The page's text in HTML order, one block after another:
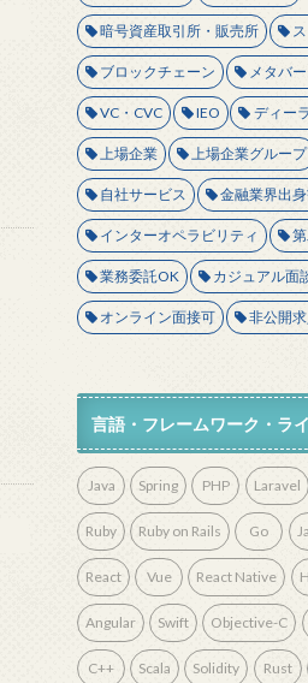
暗号資産取引所・販売所
ブロックチェーン メタバ
VC・CVC IEO ディー
上場企業 上場企業グループ
自社サービス 金融業界出
インターオペラビリティ
業務委託OK カジュアル面
オンライン面接可 非公開求
言語・フレームワーク・ラ
Java Spring PHP Laravel
Ruby Ruby on Rails Go
React Vue React Native
Angular Swift Objective-C
C++ Scala Solidity Rust